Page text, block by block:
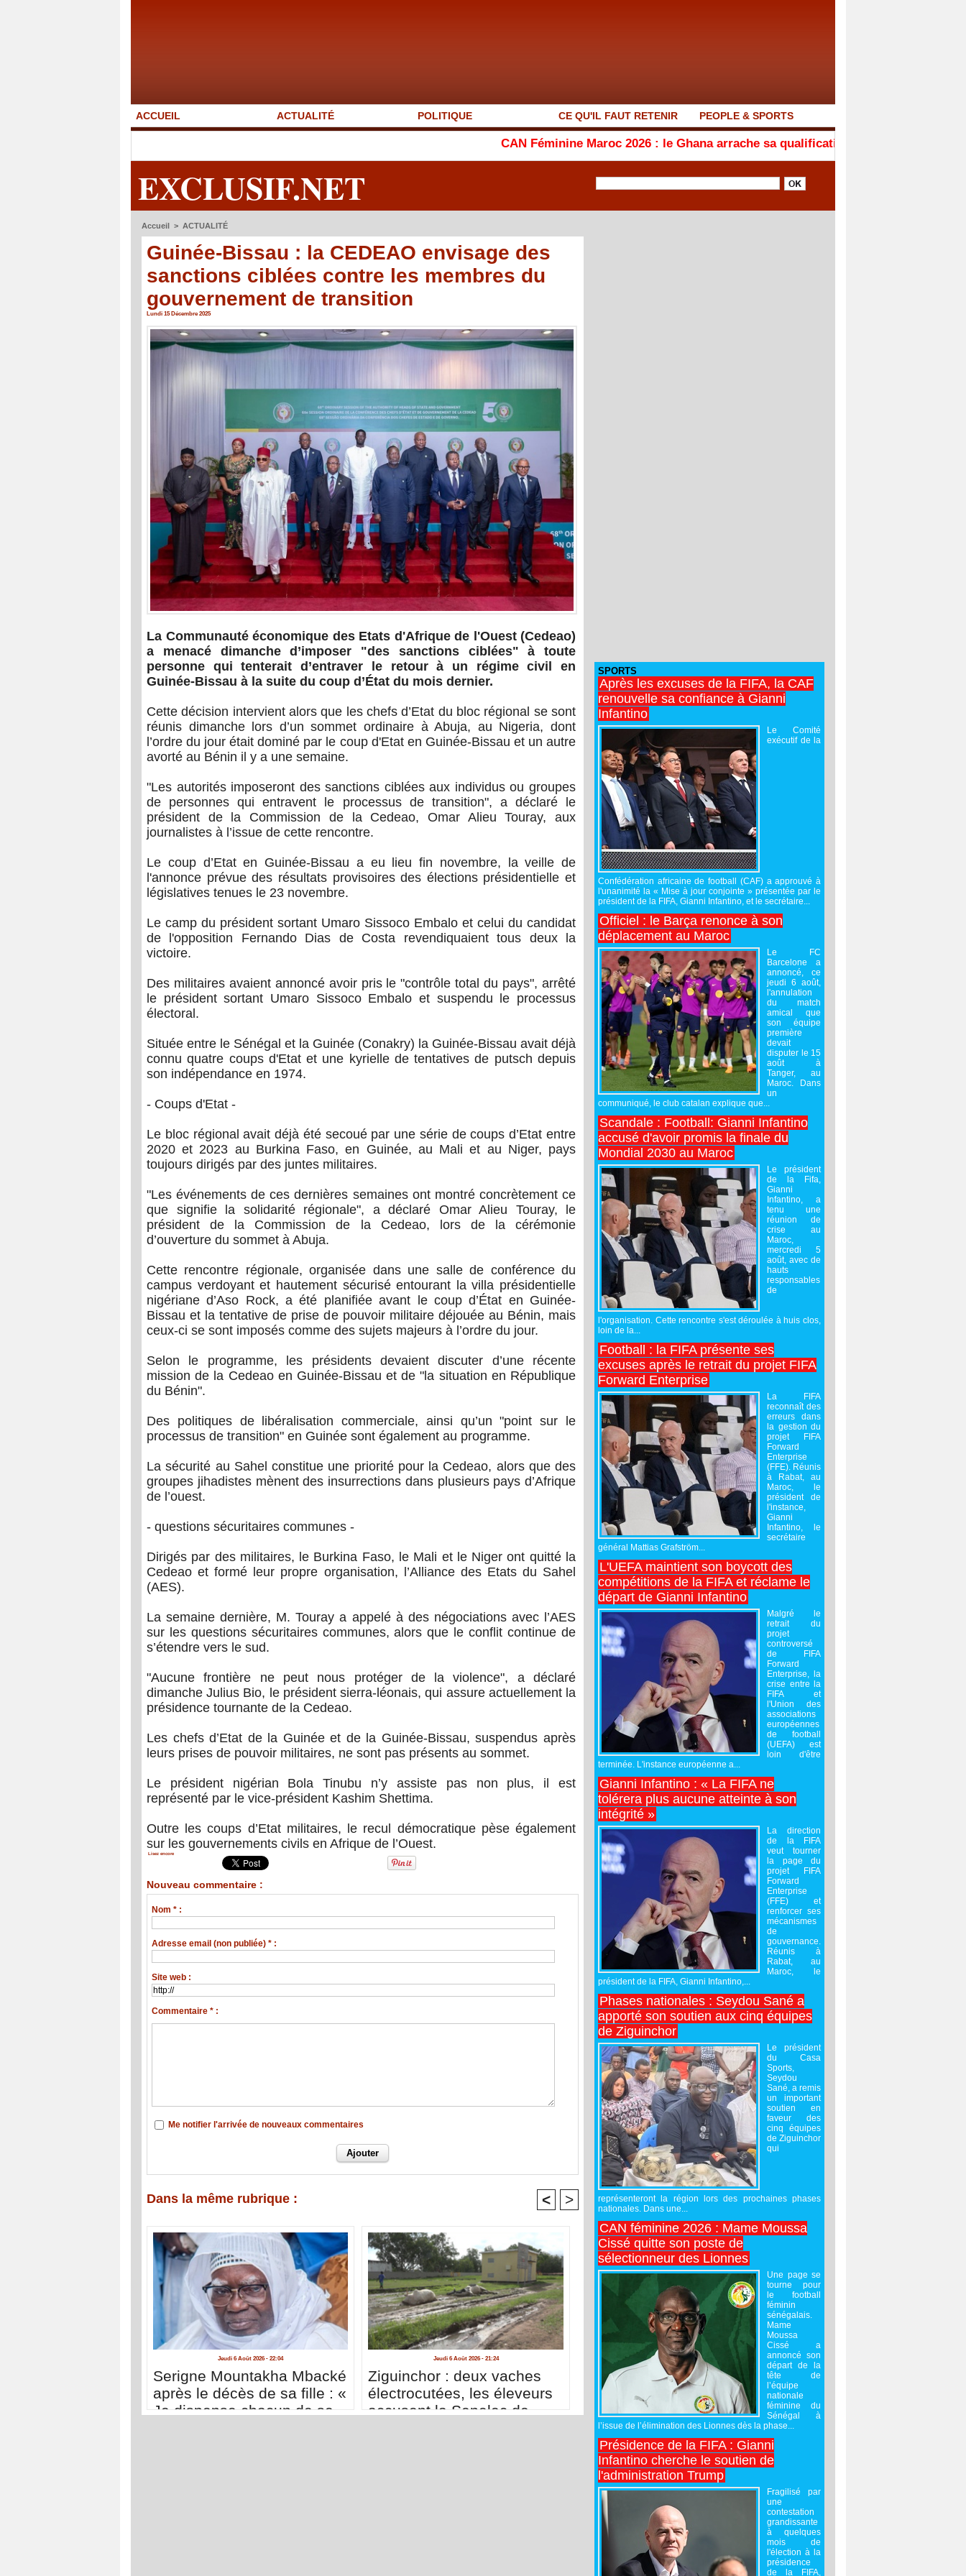
ACCUEIL ACTUALITÉ POLITIQUE CE QU'IL FAUT RETENIR PEOPLE & SPORTS
CAN Féminine Maroc 2026 : le Ghana arrache sa qualification en quarts de finale après son
EXCLUSIF.NET
Accueil > ACTUALITÉ
Guinée-Bissau : la CEDEAO envisage des
sanctions ciblées contre les membres du
gouvernement de transition
Lundi 15 Décembre 2025
La Communauté économique des Etats d'Afrique de l'Ouest (Cedeao)
a menacé dimanche d’imposer "des sanctions ciblées" à toute
personne qui tenterait d’entraver le retour à un régime civil en
Guinée-Bissau à la suite du coup d’État du mois dernier.
Cette décision intervient alors que les chefs d’Etat du bloc régional se sont
réunis dimanche lors d’un sommet ordinaire à Abuja, au Nigeria, dont
l’ordre du jour était dominé par le coup d'Etat en Guinée-Bissau et un autre
avorté au Bénin il y a une semaine.
"Les autorités imposeront des sanctions ciblées aux individus ou groupes
de personnes qui entravent le processus de transition", a déclaré le
président de la Commission de la Cedeao, Omar Alieu Touray, aux
journalistes à l’issue de cette rencontre.
Le coup d’Etat en Guinée-Bissau a eu lieu fin novembre, la veille de
l'annonce prévue des résultats provisoires des élections présidentielle et
législatives tenues le 23 novembre.
Le camp du président sortant Umaro Sissoco Embalo et celui du candidat
de l'opposition Fernando Dias de Costa revendiquaient tous deux la
victoire.
Des militaires avaient annoncé avoir pris le "contrôle total du pays", arrêté
le président sortant Umaro Sissoco Embalo et suspendu le processus
électoral.
Située entre le Sénégal et la Guinée (Conakry) la Guinée-Bissau avait déjà
connu quatre coups d'Etat et une kyrielle de tentatives de putsch depuis
son indépendance en 1974.
- Coups d'Etat -
Le bloc régional avait déjà été secoué par une série de coups d’Etat entre
2020 et 2023 au Burkina Faso, en Guinée, au Mali et au Niger, pays
toujours dirigés par des juntes militaires.
"Les événements de ces dernières semaines ont montré concrètement ce
que signifie la solidarité régionale", a déclaré Omar Alieu Touray, le
président de la Commission de la Cedeao, lors de la cérémonie
d’ouverture du sommet à Abuja.
Cette rencontre régionale, organisée dans une salle de conférence du
campus verdoyant et hautement sécurisé entourant la villa présidentielle
nigériane d’Aso Rock, a été planifiée avant le coup d’État en Guinée-
Bissau et la tentative de prise de pouvoir militaire déjouée au Bénin, mais
ceux-ci se sont imposés comme des sujets majeurs à l’ordre du jour.
Selon le programme, les présidents devaient discuter d’une récente
mission de la Cedeao en Guinée-Bissau et de "la situation en République
du Bénin".
Des politiques de libéralisation commerciale, ainsi qu’un "point sur le
processus de transition" en Guinée sont également au programme.
La sécurité au Sahel constitue une priorité pour la Cedeao, alors que des
groupes jihadistes mènent des insurrections dans plusieurs pays d’Afrique
de l’ouest.
- questions sécuritaires communes -
Dirigés par des militaires, le Burkina Faso, le Mali et le Niger ont quitté la
Cedeao et formé leur propre organisation, l’Alliance des Etats du Sahel
(AES).
La semaine dernière, M. Touray a appelé à des négociations avec l’AES
sur les questions sécuritaires communes, alors que le conflit continue de
s’étendre vers le sud.
"Aucune frontière ne peut nous protéger de la violence", a déclaré
dimanche Julius Bio, le président sierra-léonais, qui assure actuellement la
présidence tournante de la Cedeao.
Les chefs d’Etat de la Guinée et de la Guinée-Bissau, suspendus après
leurs prises de pouvoir militaires, ne sont pas présents au sommet.
Le président nigérian Bola Tinubu n’y assiste pas non plus, il est
représenté par le vice-président Kashim Shettima.
Outre les coups d’Etat militaires, le recul démocratique pèse également
sur les gouvernements civils en Afrique de l’Ouest.
Lisez encore
Nouveau commentaire :
Nom * :
Adresse email (non publiée) * :
Site web :
Commentaire * :
Me notifier l'arrivée de nouveaux commentaires
Dans la même rubrique : < >
Jeudi 6 Août 2026 - 22:04
Serigne Mountakha Mbacké
après le décès de sa fille : «
Je dispense chacun de se
Jeudi 6 Août 2026 - 21:24
Ziguinchor : deux vaches
électrocutées, les éleveurs
accusent la Senelec de
SPORTS
Après les excuses de la FIFA, la CAF
renouvelle sa confiance à Gianni
Infantino
Le Comité
exécutif de la
Confédération africaine de football (CAF) a approuvé à
l'unanimité la « Mise à jour conjointe » présentée par le
président de la FIFA, Gianni Infantino, et le secrétaire...
Officiel : le Barça renonce à son
déplacement au Maroc
Le FC
Barcelone a
annoncé, ce
jeudi 6 août,
l'annulation
du match
amical que
son équipe
première
devait
disputer le 15
août à
Tanger, au
Maroc. Dans
un
communiqué, le club catalan explique que...
Scandale : Football: Gianni Infantino
accusé d'avoir promis la finale du
Mondial 2030 au Maroc
Le président
de la Fifa,
Gianni
Infantino, a
tenu une
réunion de
crise au
Maroc,
mercredi 5
août, avec de
hauts
responsables
de
l'organisation. Cette rencontre s'est déroulée à huis clos,
loin de la...
Football : la FIFA présente ses
excuses après le retrait du projet FIFA
Forward Enterprise
La FIFA
reconnaît des
erreurs dans
la gestion du
projet FIFA
Forward
Enterprise
(FFE). Réunis
à Rabat, au
Maroc, le
président de
l'instance,
Gianni
Infantino, le
secrétaire
général Mattias Grafström...
L'UEFA maintient son boycott des
compétitions de la FIFA et réclame le
départ de Gianni Infantino
Malgré le
retrait du
projet
controversé
de FIFA
Forward
Enterprise, la
crise entre la
FIFA et
l'Union des
associations
européennes
de football
(UEFA) est
loin d'être
terminée. L'instance européenne a...
Gianni Infantino : « La FIFA ne
tolérera plus aucune atteinte à son
intégrité »
La direction
de la FIFA
veut tourner
la page du
projet FIFA
Forward
Enterprise
(FFE) et
renforcer ses
mécanismes
de
gouvernance.
Réunis à
Rabat, au
Maroc, le
président de la FIFA, Gianni Infantino,...
Phases nationales : Seydou Sané a
apporté son soutien aux cinq équipes
de Ziguinchor
Le président
du Casa
Sports,
Seydou
Sané, a remis
un important
soutien en
faveur des
cinq équipes
de Ziguinchor
qui
représenteront la région lors des prochaines phases
nationales. Dans une...
CAN féminine 2026 : Mame Moussa
Cissé quitte son poste de
sélectionneur des Lionnes
Une page se
tourne pour
le football
féminin
sénégalais.
Mame
Moussa
Cissé a
annoncé son
départ de la
tête de
l’équipe
nationale
féminine du
Sénégal à
l’issue de l’élimination des Lionnes dès la phase...
Présidence de la FIFA : Gianni
Infantino cherche le soutien de
l'administration Trump
Fragilisé par
une
contestation
grandissante
à quelques
mois de
l'élection à la
présidence
de la FIFA,